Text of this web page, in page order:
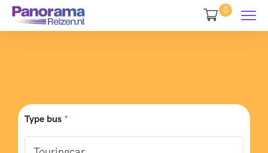
0
Type bus *